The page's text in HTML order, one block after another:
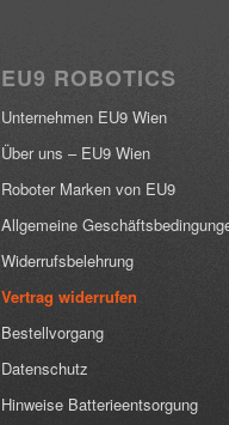
EU9 ROBOTICS
Unternehmen EU9 Wien
Über uns – EU9 Wien
Roboter Marken von EU9
Allgemeine
Widerrufsbelehrung
Vertrag widerrufen
Bestellvorgang
Datenschutz
Hinweise Batterieentsorgung